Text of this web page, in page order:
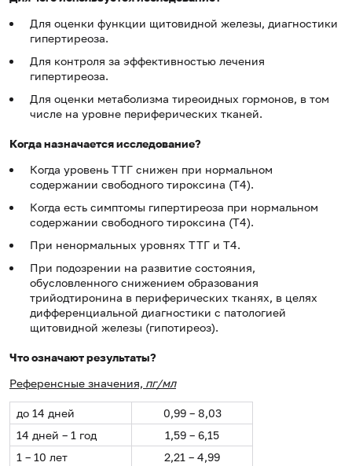
Для оценки функции щитовидной же­лезы, диагностики
гипертиреоза.
Для контроля за эффективностью лечения
гипертиреоза.
Для оценки метаболизма тиреоидных гормонов, в том
числе на уровне периферических тканей.
Когда назначается исследование?
Когда уровень ТТГ снижен при нормальном
содержании свободного тироксина (Т4).
Когда есть симптомы гипертиреоза при нормальном
содержании свободного тироксина (Т4).
При ненормальных уровнях ТТГ и Т4.
При подозрении на развитие состояния,
обусловленного снижением образования
трийодтиронина в периферических тканях, в целях
дифференциальной диагностики с патологией
щитовидной железы (гипотиреоз).
Что означают результаты?
Референсные значения, пг/мл
до 14 дней
0,99 – 8,03
14 дней – 1 год
1,59 – 6,15
1 – 10 лет
2,21 – 4,99